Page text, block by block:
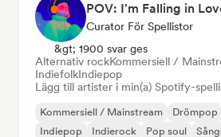
POV: I'm Falling in
Curator För Spellistor
&gt; 1900 svar ges
Alternativ rockKommersiell /
IndiefolkIndiepop
Lägg till artister i min(a) Spotify-
Kommersiell / Mainstream Drömpop
Indiepop
Indierock Pop soul